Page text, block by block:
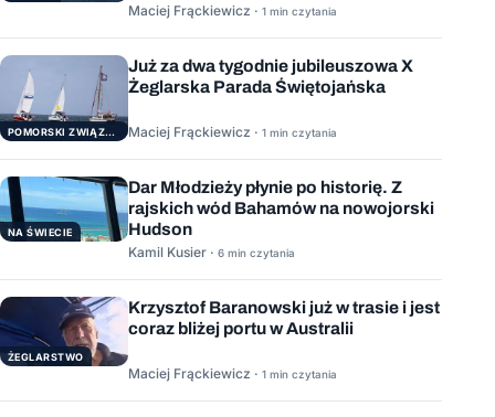
Maciej Frąckiewicz · 1 min czytania
POMORSKI ZWIĄZEK ŻEGLARSKI
Już za dwa tygodnie jubileuszowa X
Żeglarska Parada Świętojańska
Maciej Frąckiewicz · 1 min czytania
NA ŚWIECIE
Dar Młodzieży płynie po historię. Z
rajskich wód Bahamów na nowojorski
Hudson
Kamil Kusier · 6 min czytania
ŻEGLARSTWO
Krzysztof Baranowski już w trasie i jest
coraz bliżej portu w Australii
Maciej Frąckiewicz · 1 min czytania